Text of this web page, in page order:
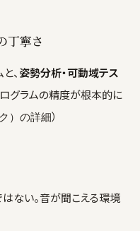
丁寧さ
、 姿勢分析・可動域テス
グラムの精度が根本的に
）の詳細）
ない。音が聞こえる環境